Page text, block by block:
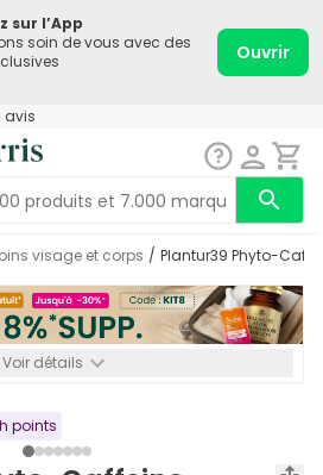
sur l’App
soin de vous avec des
Ouvrir
avis
Soins visage et corps / Plantur39 Phyto-
Voir détails
points